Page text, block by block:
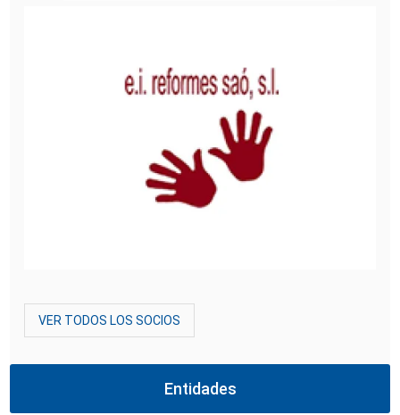
VER TODOS LOS SOCIOS
Entidades